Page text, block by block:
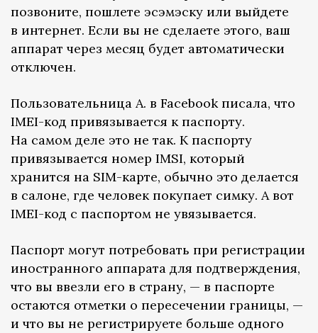
позвоните, пошлете эсэмэску или выйдете
в интернет. Если вы не сделаете этого, ваш
аппарат через месяц будет автоматически
отключен.
Пользовательница А. в Facebook писала, что
IMEI-код привязывается к паспорту.
На самом деле это не так. К паспорту
привязывается номер IMSI, который
хранится на SIM-карте, обычно это делается
в салоне, где человек покупает симку. А вот
IMEI-код с паспортом не увязывается.
Паспорт могут потребовать при регистрации
иностранного аппарата для подтверждения,
что вы ввезли его в страну, — в паспорте
остаются отметки о пересечении границы, —
и что вы не регистрируете больше одного